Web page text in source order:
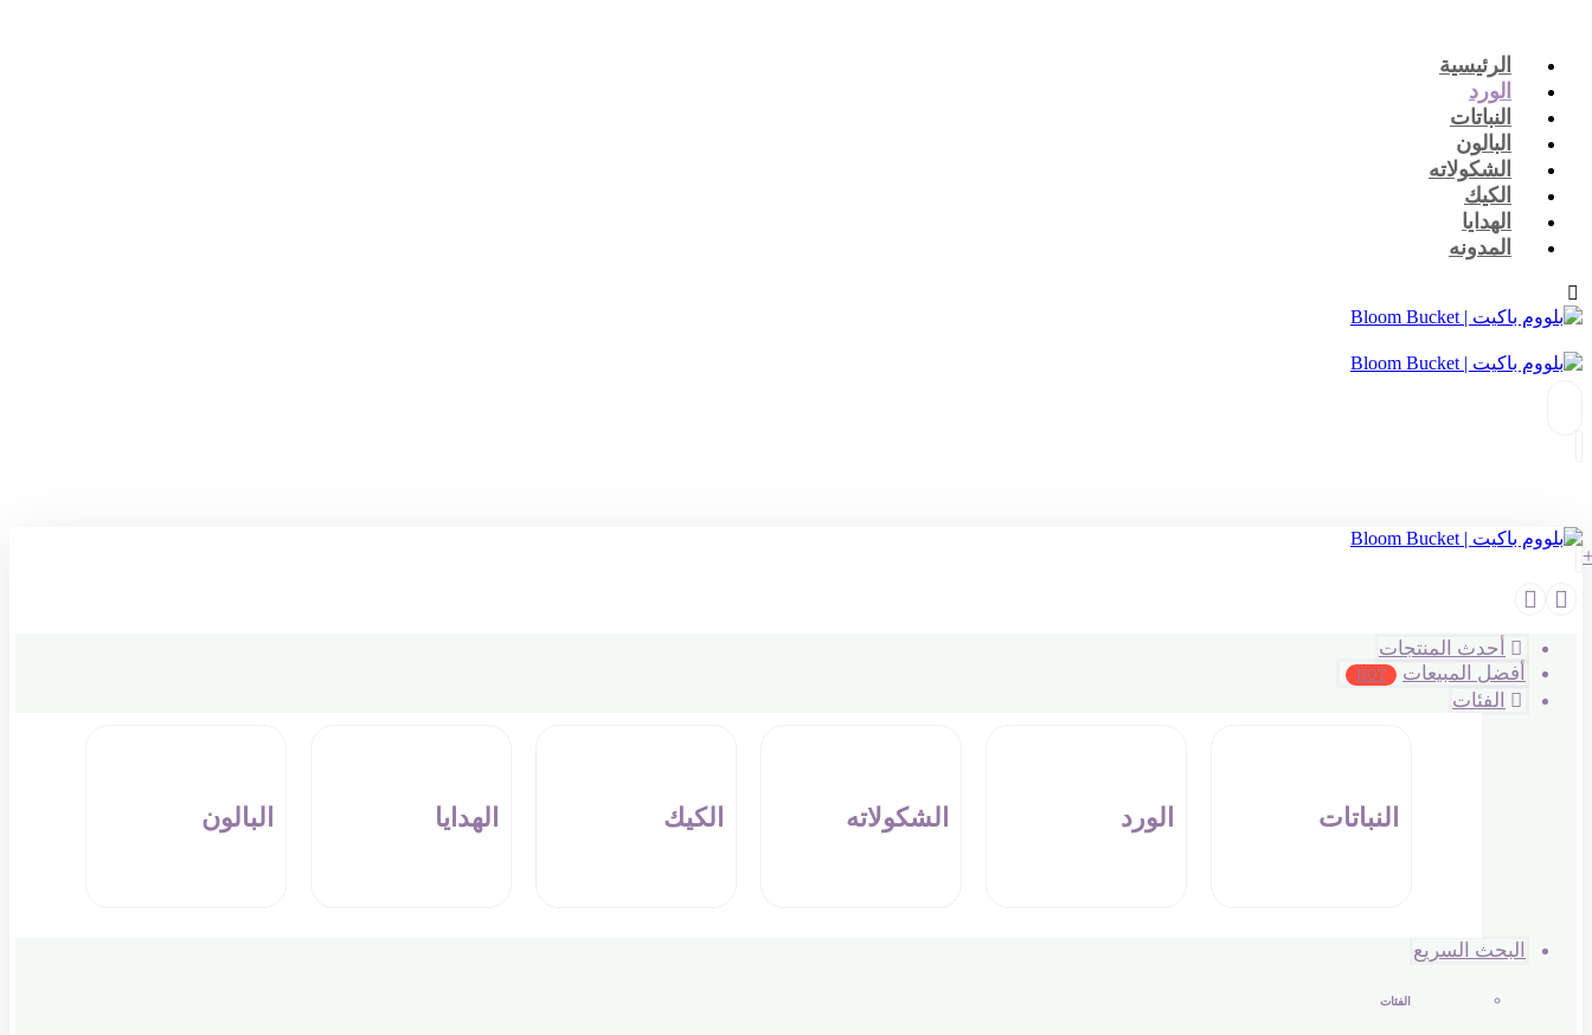
الرئيسية
الورد
النباتات
البالون
الشكولاته
الكيك
الهدايا
المدونه
أحدث المنتجات
أفضل المبيعات
HOT
الفئات
النباتات الورد الشكولاته الكيك الهدايا البالون
البحث السريع
الفئات